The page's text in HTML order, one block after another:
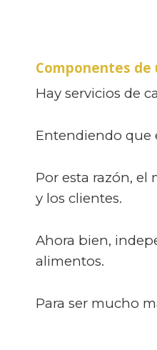
Componentes de
Hay servicios de
Entendiendo que
Por esta razón,
y los clientes.
Ahora bien,
alimentos.
Para ser mucho